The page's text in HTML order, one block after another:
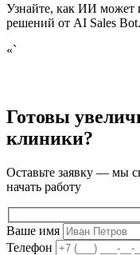
Узнайте, как ИИ может
решений от AI Sales
«`
Готовы
клиники?
Оставьте заявку — мы
начать работу
Ваше имя
Телефон